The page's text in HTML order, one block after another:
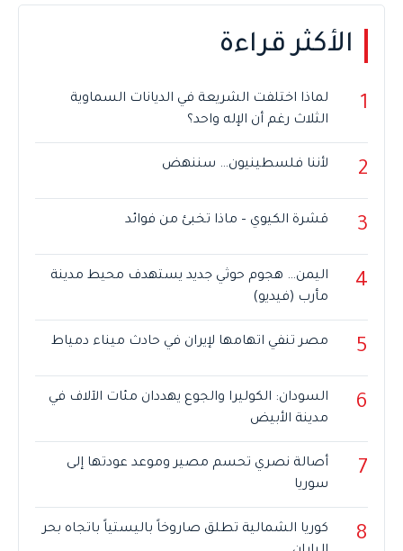
الأكثر قراءة
1
لماذا اختلفت الشريعة في الديانات السماوية
الثلاث رغم أن الإله واحد؟
2 لأننا فلسطينيون… سننهض
3 قشرة الكيوي – ماذا تخبئ من فوائد
4
اليمن… هجوم حوثي جديد يستهدف محيط مدينة
مأرب (فيديو)
5 مصر تنفي اتهامها لإيران في حادث ميناء دمياط
6
السودان: الكوليرا والجوع يهددان مئات الآلاف في
مدينة الأبيض
7
أصالة نصري تحسم مصير وموعد عودتها إلى
سوريا
8
كوريا الشمالية تطلق صاروخاً باليستياً باتجاه بحر